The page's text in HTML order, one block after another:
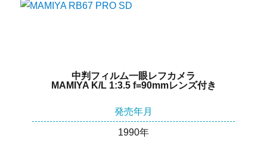
中判フィルム一眼レフカメラ
MAMIYA K/L 1:3.5 f=90mmレンズ付き
発売年月
1990年